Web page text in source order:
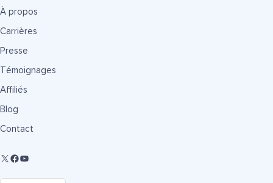
À propos
Carrières
Presse
Témoignages
Affiliés
Blog
Contact